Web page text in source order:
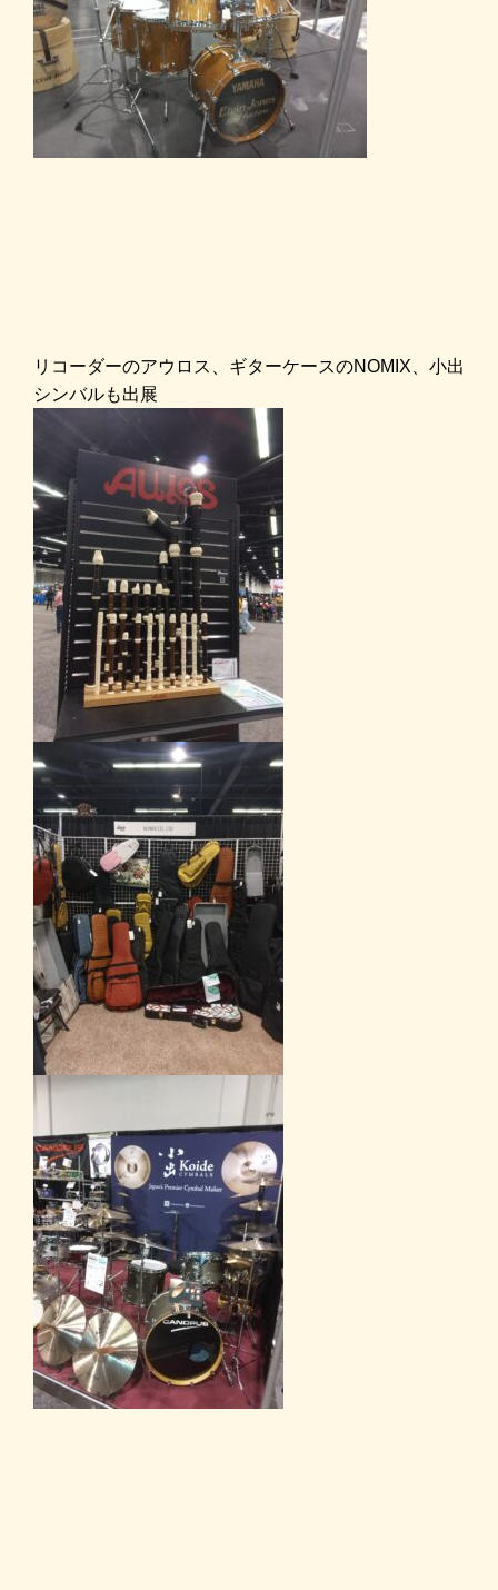
リコーダーのアウロス、ギターケースのNOMIX、小出
シンバルも出展